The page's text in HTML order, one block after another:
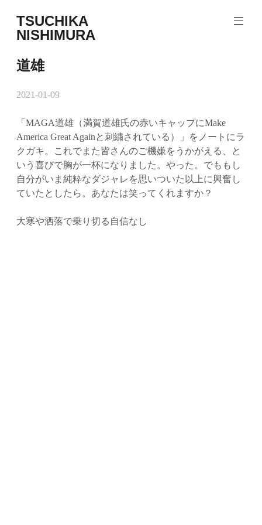
ン
テ
ツ
ス
ッ
プ
TSUCHIKA
NISHIMURA
Nishimura
Web
道雄
2021-01-09
「MAGA道雄（満賀道雄氏の赤いキャップにMake
America Great Againと刺繍されている）」をノートにラ
クガキ。これでまた皆さんのご機嫌をうかがえる、と
いう喜びで胸が一杯になりました。やった。でももし
自分がいま純粋なダジャレを思いついた以上に興奮し
ていたとしたら。あなたは笑ってくれますか？
大寒や洒落で乗り切る自信なし